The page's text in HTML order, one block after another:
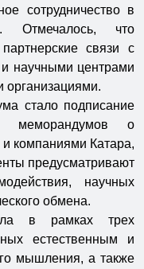
сотрудничество в
Отмечалось, что
связи с
научными центрами
организациями.
стало подписание
меморандумов о
и компаниями Катара,
предусматривают
научных
обмена.
в рамках трех
естественным и
мышления, а также